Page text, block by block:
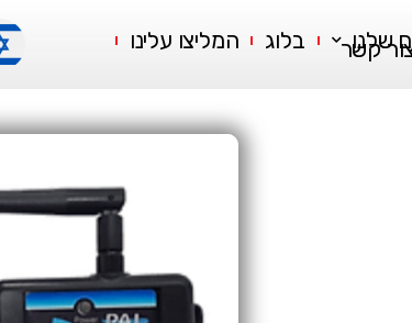
שלנו בלוג המליצו עלינו קשר